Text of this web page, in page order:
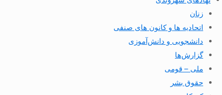
زنان
اتحادیه ها و کانون های صنفی
دانشجویی و دانش‌آموزی
گزارش‌ها
ملی – قومی
حقوق بشر